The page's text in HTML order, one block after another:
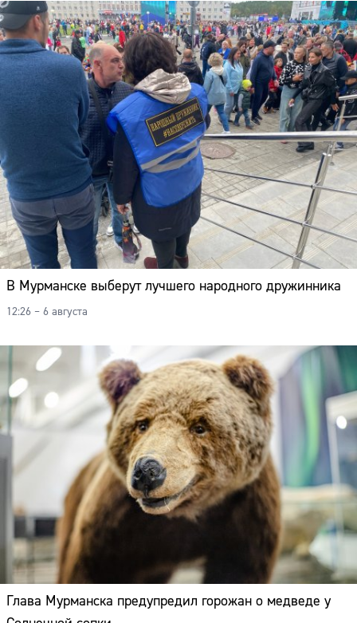
В Мурманске выберут лучшего народного дружинника
12:26 – 6 августа
Глава Мурманска предупредил горожан о медведе у